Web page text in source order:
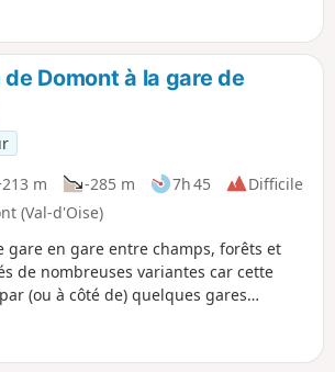
de Domont à la gare de
m -285 m 7h 45
Difficile
(Val-d'Oise)
gare en gare entre champs, forêts et
de nombreuses variantes car cette
(ou à côté de) quelques gares